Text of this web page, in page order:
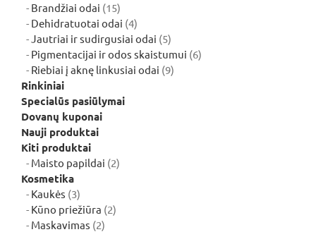
Brandžiai odai 1515
produktų
Dehidratuotai odai 44
produktai
Jautriai ir sudirgusiai odai 55
produktai
Pigmentacijai ir odos skaistumui 66
Riebiai į aknę linkusiai odai 99
Rinkiniai
Specialūs pasiūlymai
Dovanų kuponai
Nauji produktai
Kiti produktai
Maisto papildai 22
Kosmetika
Kaukės 33
produktai
Kūno priežiūra 22
Maskavimas 22